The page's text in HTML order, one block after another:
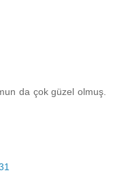
da çok güzel olmuş.